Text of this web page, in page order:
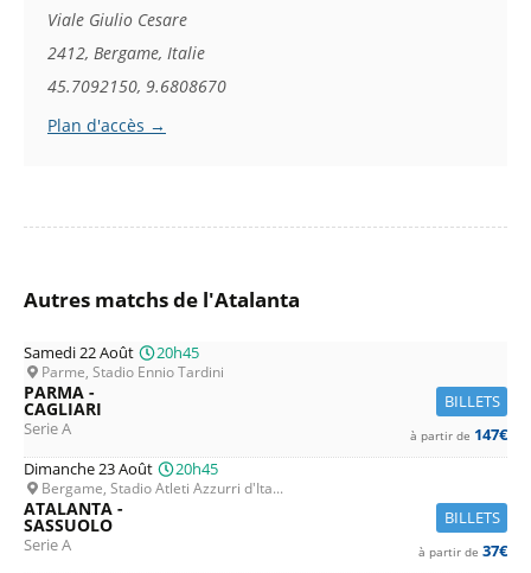
Viale Giulio Cesare
2412, Bergame, Italie
45.7092150, 9.6808670
Plan d'accès →
Autres matchs de l'Atalanta
Samedi 22 Août 20h45
Parme, Stadio Ennio Tardini
BILLETS
PARMA -
CAGLIARI
Serie A à partir de 147€
Dimanche 23 Août
20h45
Bergame, Stadio Atleti Azzurri d'Ita...
BILLETS
ATALANTA -
SASSUOLO
Serie A à partir de 37€